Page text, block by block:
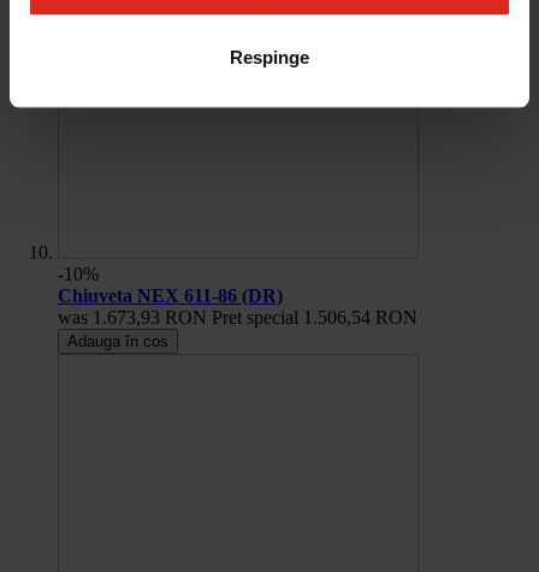
Respinge
-10%
Chiuveta NEX 611-86 (DR)
was 1.673,93 RON Pret special 1.506,54 RON
Adauga în cos